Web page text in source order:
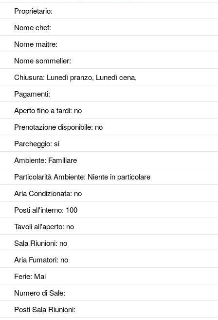
Proprietario:
Nome chef:
Nome maitre:
Nome sommelier:
Chiusura: Lunedì pranzo, Lunedì cena,
Pagamenti:
Aperto fino a tardi: no
Prenotazione disponibile: no
Parcheggio: si
Ambiente: Familiare
Particolarità Ambiente: Niente in particolare
Aria Condizionata: no
Posti all'interno: 100
Tavoli all'aperto: no
Sala Riunioni: no
Aria Fumatori: no
Ferie: Mai
Numero di Sale:
Posti Sala Riunioni: